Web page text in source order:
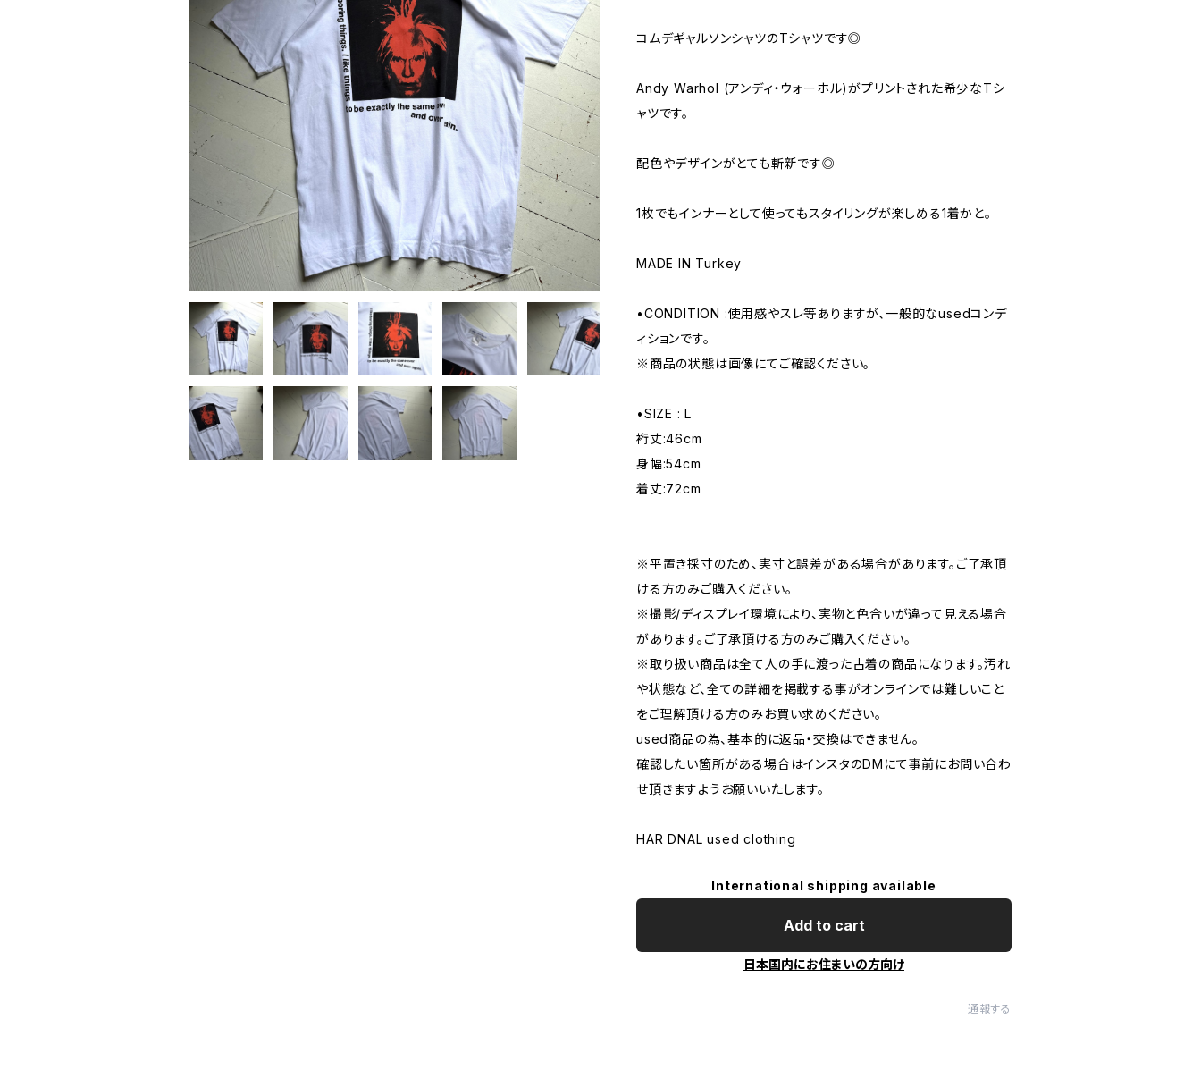
コムデギャルソンシャツのTシャツです◎
Andy Warhol (アンディ・ウォーホル)がプリントされた希少なTシ
ャツです。
配色やデザインがとても斬新です◎
1枚でもインナーとして使ってもスタイリングが楽しめる1着かと。
MADE IN Turkey
•CONDITION :使用感やスレ等ありますが、一般的なusedコンデ
ィションです。
※商品の状態は画像にてご確認ください。
•SIZE : L
裄丈:46cm
身幅:54cm
着丈:72cm
※平置き採寸のため、実寸と誤差がある場合があります。ご了承頂
ける方のみご購入ください。
※撮影/ディスプレイ環境により、実物と色合いが違って見える場合
があります。ご了承頂ける方のみご購入ください。
※取り扱い商品は全て人の手に渡った古着の商品になります。汚れ
や状態など、全ての詳細を掲載する事がオンラインでは難しいこと
をご理解頂ける方のみお買い求めください。
used商品の為、基本的に返品・交換はできません。
確認したい箇所がある場合はインスタのDMにて事前にお問い合わ
せ頂きますようお願いいたします。
HAR DNAL used clothing
International shipping available
Add to cart
日本国内にお住まいの方向け
通報する